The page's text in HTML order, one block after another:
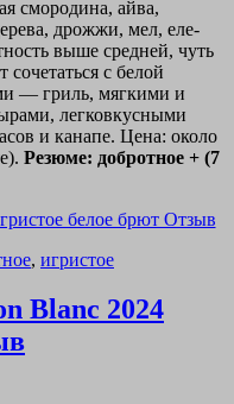
смородина, айва,
дрожжи, мел, еле-
выше средней, чуть
с белой
— гриль, мягкими и
легковкусными
и канапе. Цена: около
Резюме: добротное + (7
, игристое
Blanc 2024